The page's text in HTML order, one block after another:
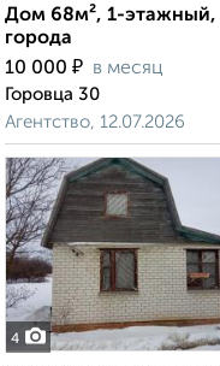
Дом 68м², 1-этажный,
города
10 000 ₽ в месяц
Горовца 30
Агентство, 12.07.2026
4